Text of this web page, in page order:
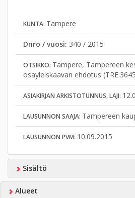
KUNTA: Tampere
Dnro / vuosi: 340 / 2015
OTSIKKO: Tampere, Tampereen
osayleiskaavan ehdotus
ASIAKIRJAN ARKISTOTUNNUS, LAJI:
LAUSUNNON SAAJA: Tampereen
LAUSUNNON PVM: 10.09.2015
Sisältö
Alueet